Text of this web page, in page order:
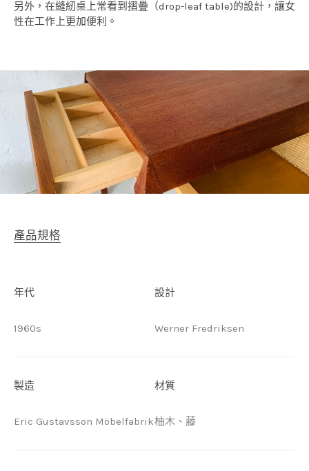
另外，在縫紉桌上常看到摺疊（drop-leaf table)的設計，讓女
性在工作上更加便利。
產品規格
年代
1960s
設計
Werner Fredriksen
製造
Eric Gustavsson Möbelfabrik
材質
柚木、藤